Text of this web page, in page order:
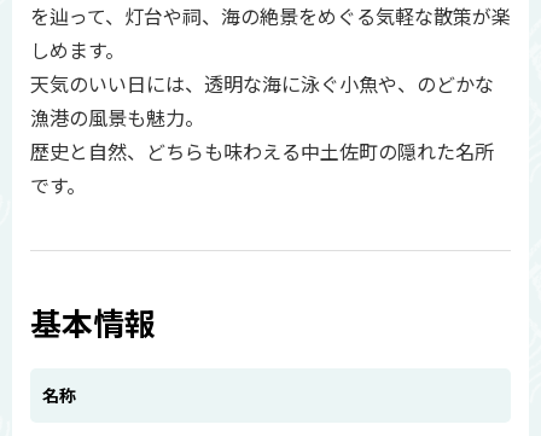
を辿って、灯台や祠、海の絶景をめぐる気軽な散策が楽
しめます。
天気のいい日には、透明な海に泳ぐ小魚や、のどかな
漁港の風景も魅力。
歴史と自然、どちらも味わえる中土佐町の隠れた名所
です。
基本情報
名称